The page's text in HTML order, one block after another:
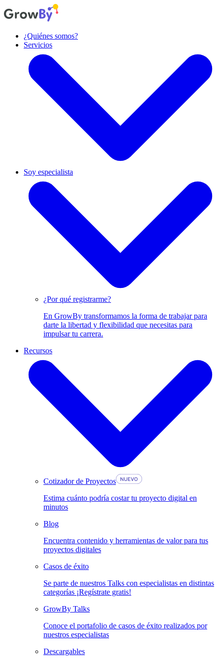
¿Quiénes somos?
Servicios
Diseño de producto
Diseñamos experiencias y productos centrados en las personas.
Soy especialista
¿Por qué registrarme?
En GrowBy transformamos la forma de trabajar para
darte la libertad y flexibilidad que necesitas para
impulsar tu carrera.
Recursos
Cotizador de Proyectos
Estima cuánto podría costar tu proyecto digital en
minutos
Blog
Encuentra contenido y herramientas de valor para tus
proyectos digitales
Casos de éxito
Se parte de nuestros Talks con especialistas en distintas
categorías ¡Regístrate gratis!
GrowBy Talks
Conoce el portafolio de casos de éxito realizados por
nuestros especialistas
Descargables